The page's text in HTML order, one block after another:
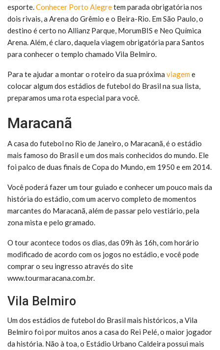
esporte.Conhecer Porto Alegretem parada obrigatória nos
dois rivais, a Arena do Grêmio e o Beira-Rio. Em São Paulo, o
destino é certo no Allianz Parque, MorumBIS e Neo Química
Arena. Além, é claro, daquela viagem obrigatória para Santos
para conhecer o templo chamado Vila Belmiro.
Para te ajudar a montar o roteiro da sua próxima viageme
colocar algum dos estádios de futebol do Brasil na sua lista,
preparamos uma rota especial para você.
Maracanã
A casa do futebol no Rio de Janeiro, o Maracanã, é o estádio
mais famoso do Brasil e um dos mais conhecidos do mundo. Ele
foi palco de duas finais de Copa do Mundo, em 1950 e em 2014.
Você poderá fazer um tour guiado e conhecer um pouco mais da
história do estádio, com um acervo completo de momentos
marcantes do Maracanã, além de passar pelo vestiário, pela
zona mista e pelo gramado.
O tour acontece todos os dias, das 09h às 16h, com horário
modificado de acordo com os jogos no estádio, e você pode
comprar o seu ingresso através do site
www.tourmaracana.com.br.
Vila Belmiro
Um dos estádios de futebol do Brasil mais históricos, a Vila
Belmiro foi por muitos anos a casa do Rei Pelé, o maior jogador
da história. Não à toa, o Estádio Urbano Caldeira possui mais